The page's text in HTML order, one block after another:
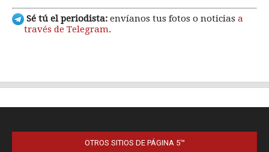
OTROS SITIOS DE PÁGINA 5™